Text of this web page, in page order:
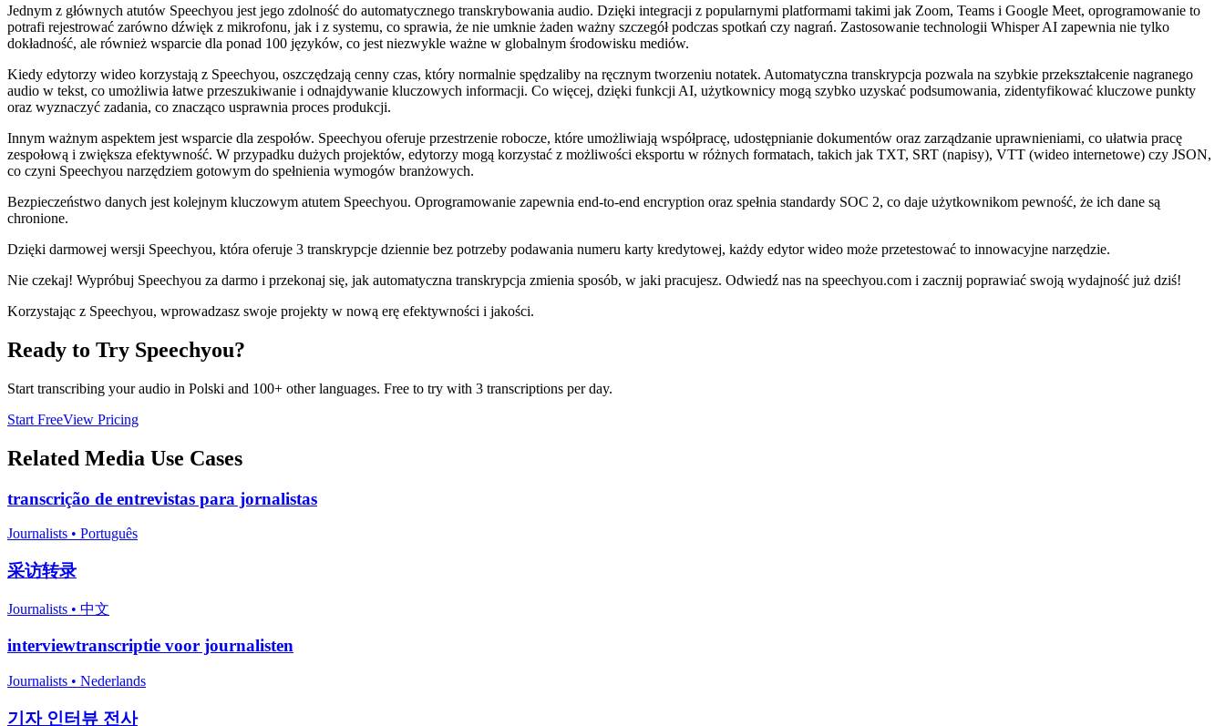
Jednym z głównych atutów Speechyou jest jego zdolność do automatycznego transkrybowania audio. Dzięki integracji z popularnymi platformami takimi jak Zoom, Teams i Google Meet, oprogramowanie to
potrafi rejestrować zarówno dźwięk z mikrofonu, jak i z systemu, co sprawia, że nie umknie żaden ważny szczegół podczas spotkań czy nagrań. Zastosowanie technologii Whisper AI zapewnia nie tylko
dokładność, ale również wsparcie dla ponad 100 języków, co jest niezwykle ważne w globalnym środowisku mediów.
Kiedy edytorzy wideo korzystają z Speechyou, oszczędzają cenny czas, który normalnie spędzaliby na ręcznym tworzeniu notatek. Automatyczna transkrypcja pozwala na szybkie przekształcenie nagranego
audio w tekst, co umożliwia łatwe przeszukiwanie i odnajdywanie kluczowych informacji. Co więcej, dzięki funkcji AI, użytkownicy mogą szybko uzyskać podsumowania, zidentyfikować kluczowe punkty
oraz wyznaczyć zadania, co znacząco usprawnia proces produkcji.
Innym ważnym aspektem jest wsparcie dla zespołów. Speechyou oferuje przestrzenie robocze, które umożliwiają współpracę, udostępnianie dokumentów oraz zarządzanie uprawnieniami, co ułatwia pracę
zespołową i zwiększa efektywność. W przypadku dużych projektów, edytorzy mogą korzystać z możliwości eksportu w różnych formatach, takich jak TXT, SRT (napisy), VTT (wideo internetowe) czy JSON,
co czyni Speechyou narzędziem gotowym do spełnienia wymogów branżowych.
Bezpieczeństwo danych jest kolejnym kluczowym atutem Speechyou. Oprogramowanie zapewnia end-to-end encryption oraz spełnia standardy SOC 2, co daje użytkownikom pewność, że ich dane są
chronione.
Dzięki darmowej wersji Speechyou, która oferuje 3 transkrypcje dziennie bez potrzeby podawania numeru karty kredytowej, każdy edytor wideo może przetestować to innowacyjne narzędzie.
Nie czekaj! Wypróbuj Speechyou za darmo i przekonaj się, jak automatyczna transkrypcja zmienia sposób, w jaki pracujesz. Odwiedź nas na speechyou.com i zacznij poprawiać swoją wydajność już dziś!
Korzystając z Speechyou, wprowadzasz swoje projekty w nową erę efektywności i jakości.
Ready to Try Speechyou?
Start transcribing your audio in Polski and 100+ other languages. Free to try with 3 transcriptions per day.
Start FreeView Pricing
Related Media Use Cases
transcrição de entrevistas para jornalistas
Journalists • Português
采访转录
Journalists • 中文
interviewtranscriptie voor journalisten
Journalists • Nederlands
기자 인터뷰 전사